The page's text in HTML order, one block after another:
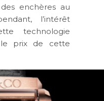
enchères au
l’intérêt
technologie
le prix de cette